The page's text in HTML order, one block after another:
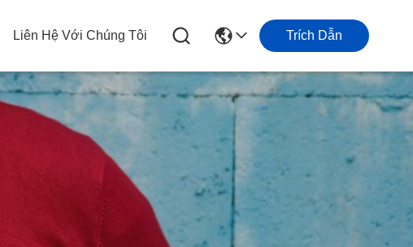
Liên Hệ Với Chúng Tôi Trích Dẫn